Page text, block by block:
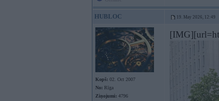
HUBLOC 19. May 2026, 12:49
Kopš: 02. Oct 2007
No: Rīga
Ziņojumi: 4796